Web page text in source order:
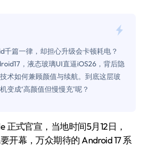
千篇一律，却担心升级会卡顿耗电？
，液态玻璃UI直逼iOS26，背后隐
术如何兼顾颜值与续航。到底这层玻
变成‘高颜值但慢慢充’呢？
开幕，万众期待的 Android 17 系